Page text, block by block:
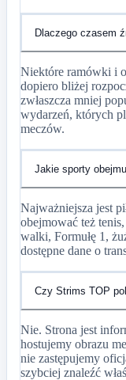
Dlaczego czasem
Niektóre ramówki i
dopiero bliżej
zwłaszcza mniej
wydarzeń, których
meczów.
Jakie sporty
Najważniejsza jest
obejmować też
walki, Formułę 1,
dostępne dane o
Czy Strims TOP
Nie. Strona jest
hostujemy obrazu
nie zastępujemy
szybciej znaleźć